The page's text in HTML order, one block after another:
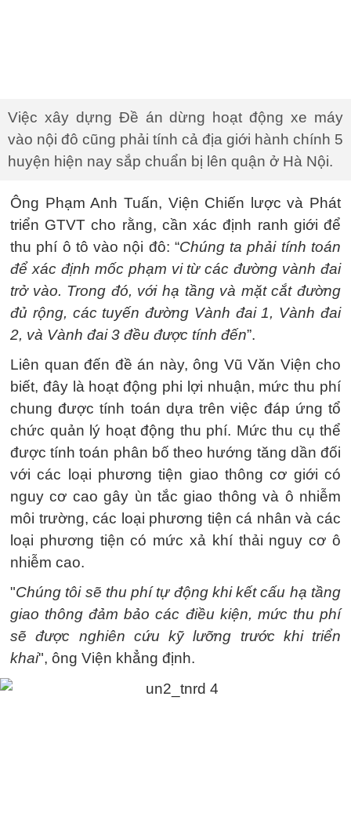
Việc xây dựng Đề án dừng hoạt động xe máy
vào nội đô cũng phải tính cả địa giới hành chính 5
huyện hiện nay sắp chuẩn bị lên quận ở Hà Nội.
Ông Phạm Anh Tuấn, Viện Chiến lược và Phát
triển GTVT cho rằng, cần xác định ranh giới để
thu phí ô tô vào nội đô: “Chúng ta phải tính toán
để xác định mốc phạm vi từ các đường vành đai
trở vào. Trong đó, với hạ tầng và mặt cắt đường
đủ rộng, các tuyến đường Vành đai 1, Vành đai
2, và Vành đai 3 đều được tính đến”.
Liên quan đến đề án này, ông Vũ Văn Viện cho
biết, đây là hoạt động phi lợi nhuận, mức thu phí
chung được tính toán dựa trên việc đáp ứng tổ
chức quản lý hoạt động thu phí. Mức thu cụ thể
được tính toán phân bố theo hướng tăng dần đối
với các loại phương tiện giao thông cơ giới có
nguy cơ cao gây ùn tắc giao thông và ô nhiễm
môi trường, các loại phương tiện cá nhân và các
loại phương tiện có mức xả khí thải nguy cơ ô
nhiễm cao.
"Chúng tôi sẽ thu phí tự động khi kết cấu hạ tầng
giao thông đảm bảo các điều kiện, mức thu phí
sẽ được nghiên cứu kỹ lưỡng trước khi triển
khai", ông Viện khẳng định.